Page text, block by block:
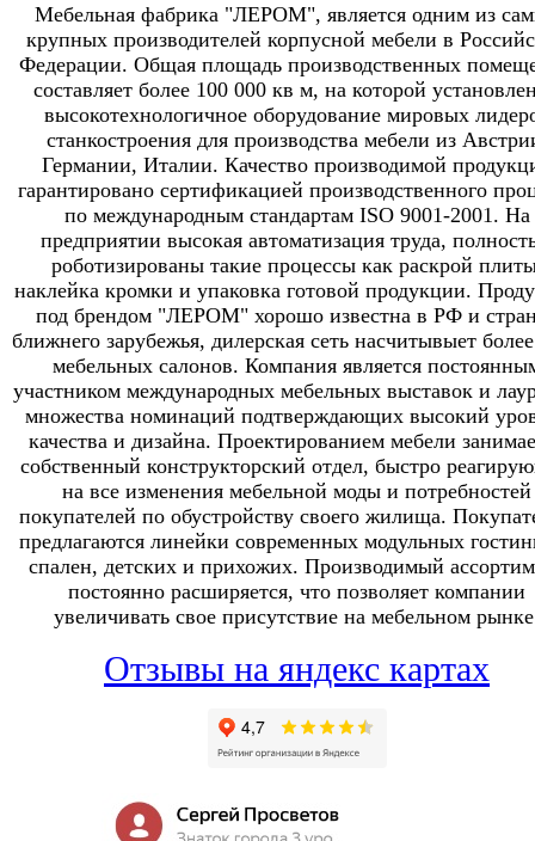
Мебельная фабрика "ЛЕРОМ", является одним из
крупных производителей корпусной мебели в
Федерации. Общая площадь производственных
составляет более 100 000 кв м, на которой
высокотехнологичное оборудование мировых
станкостроения для производства мебели из
Германии, Италии. Качество производимой
гарантировано сертификацией производственного
по международным стандартам ISO 9001-2001. На
предприятии высокая автоматизация труда,
роботизированы такие процессы как раскрой
наклейка кромки и упаковка готовой продукции.
под брендом "ЛЕРОМ" хорошо известна в РФ и
ближнего зарубежья, дилерская сеть насчитывыет
мебельных салонов. Компания является
участником международных мебельных выставок и
множества номинаций подтверждающих высокий
качества и дизайна. Проектированием мебели
собственный конструкторский отдел, быстро
на все изменения мебельной моды и потребностей
покупателей по обустройству своего жилища.
предлагаются линейки современных модульных
спален, детских и прихожих. Производимый
постоянно расширяется, что позволяет компании
увеличивать свое присутствие на мебельном
Отзывы на яндекс картах